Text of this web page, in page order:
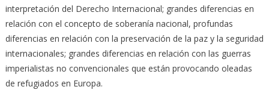
interpretación del Derecho Internacional; grandes diferencias en
relación con el concepto de soberanía nacional, profundas
diferencias en relación con la preservación de la paz y la seguridad
internacionales; grandes diferencias en relación con las guerras
imperialistas no convencionales que están provocando oleadas
de refugiados en Europa.